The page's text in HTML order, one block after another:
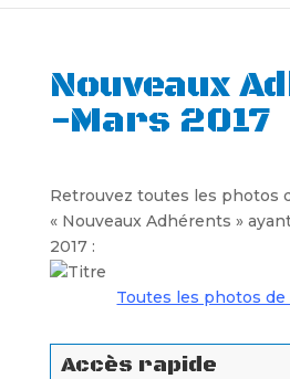
Nouveaux
-Mars 2017
Retrouvez toutes les photos
« Nouveaux Adhérents »
2017 :
Toutes les photos de
Accès rapide